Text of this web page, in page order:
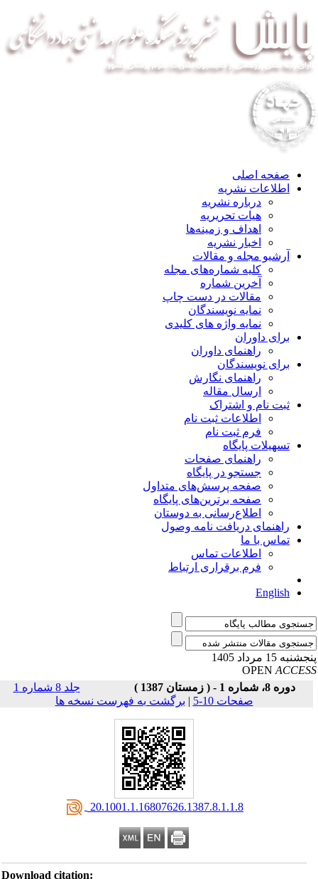
صفحه اصلی
اطلاعات نشریه
درباره نشریه
هیات تحریریه
اهداف و زمینه‌ها
اخبار نشریه
آرشیو مجله و مقالات
کلیه شماره‌های مجله
آخرین شماره
مقالات در دست چاپ
نمایه نویسندگان
نمایه واژه های کلیدی
برای داوران
راهنمای داوران
برای نویسندگان
راهنمای نگارش
ارسال مقاله
ثبت نام و اشتراک
اطلاعات ثبت نام
فرم ثبت نام
تسهیلات پایگاه
راهنمای صفحات
جستجو در پایگاه
صفحه پرسش‌های متداول
صفحه برترین‌های پایگاه
اطلاع‌رسانی به دوستان
راهنمای دریافت نامه وصول
تماس با ما
اطلاعات تماس
فرم برقراری ارتباط
English
15 مرداد 1405
OPEN
دوره 8، شماره 1 - ( زمستان 1387 )
جلد 8 شماره 1
صفحات 10-5
| برگشت به فهرست نسخه ها
‎ 20.1001.1.16807626.1387.8.1.1.8
Download citation: